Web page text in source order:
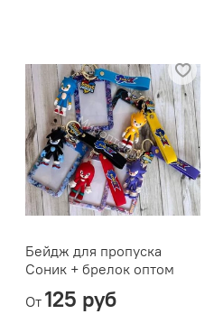
Бейдж для пропуска
Соник + брелок оптом
От 125 руб